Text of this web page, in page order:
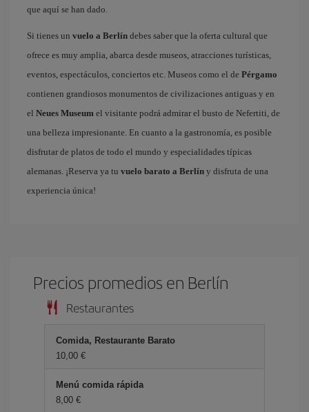
que aquí se han dado.
Si tienes un vuelo a Berlín debes saber que la oferta cultural que
ofrece es muy amplia, abarca desde museos, atracciones turísticas,
eventos, espectáculos, conciertos etc. Museos como el de Pérgamo
contienen grandiosos monumentos de civilizaciones antiguas y en
el Neues Museum el visitante podrá admirar el busto de Nefertiti, de
una belleza impresionante. En cuanto a la gastronomía, es posible
disfrutar de platos de todo el mundo y especialidades típicas
alemanas. ¡Reserva ya tu vuelo barato a Berlín y disfruta de una
experiencia única!
Precios promedios en Berlín
Restaurantes
Comida, Restaurante Barato
10,00 €
Menú comida rápida
8,00 €